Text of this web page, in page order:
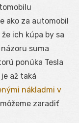
ako za automobil
ich kúpa by sa
suma
ponúka Tesla
až taká
nákladmi v
zaradiť